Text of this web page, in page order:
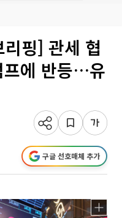
핑] 관세 협
프에 반등…유
구글 선호매체 추가